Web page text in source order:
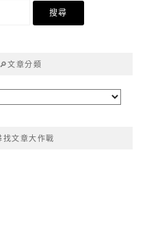
🔎文章分類
找文章大作戰